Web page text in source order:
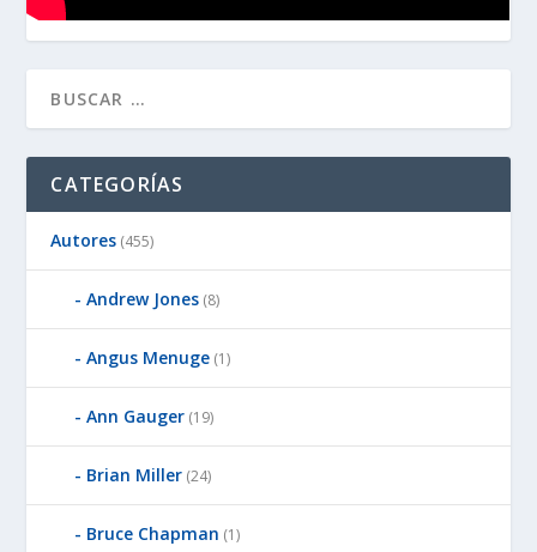
CATEGORÍAS
Autores (455)
Andrew Jones (8)
Angus Menuge (1)
Ann Gauger (19)
Brian Miller (24)
Bruce Chapman (1)